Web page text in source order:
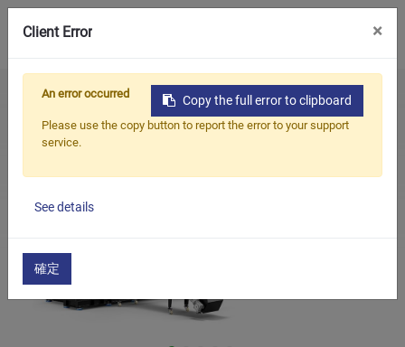
Aplicaciones
Sobre nosotros
Contáctenos
Home Products
Sistema de Peletizadora de reciclaje
ASP Recicladora Peletizadora con Trituradora Integrada
Client Error ×
Copy the full error to clipboard
An error occurred
Please use the copy button to report the error to your support
service.
See details
確定